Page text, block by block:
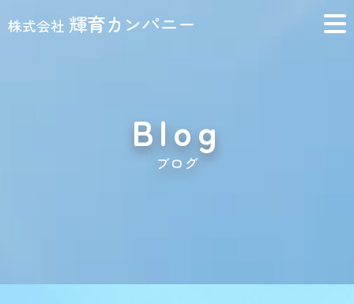
株式会社 輝育カンパニー
ブログ
Blog